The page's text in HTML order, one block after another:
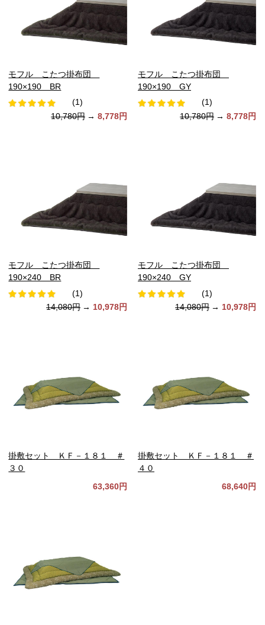
モフル こたつ掛布団
190×190 BR
(1)
10,780円 → 8,778円
モフル こたつ掛布団
190×190 GY
(1)
10,780円 → 8,778円
モフル こたつ掛布団
190×240 BR
(1)
14,080円 → 10,978円
モフル こたつ掛布団
190×240 GY
(1)
14,080円 → 10,978円
掛敷セット ＫＦ－１８１ ＃
３０
63,360円
掛敷セット ＫＦ－１８１ ＃
４０
68,640円